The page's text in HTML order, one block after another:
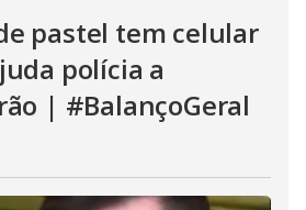
pastel tem celular
polícia a
| #BalançoGeral